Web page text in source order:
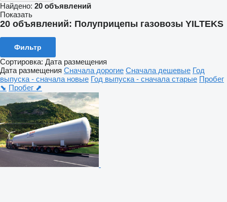
Найдено: 20 объявлений
Показать
20 объявлений: Полуприцепы газовозы YILTEKS
Фильтр
Сортировка: Дата размещения
Дата размещения Сначала дорогие Сначала дешевые Год
выпуска - сначала новые Год выпуска - сначала старые Пробег
⬊ Пробег ⬈